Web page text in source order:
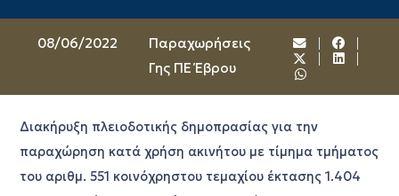
08/06/2022
Παραχωρήσεις
Γης ΠΕ Έβρου
Διακήρυξη πλειοδοτικής δημοπρασίας για την
παραχώρηση κατά χρήση ακινήτου με τίμημα τμήματος
του αριθμ. 551 κοινόχρηστου τεμαχίου έκτασης 1.404